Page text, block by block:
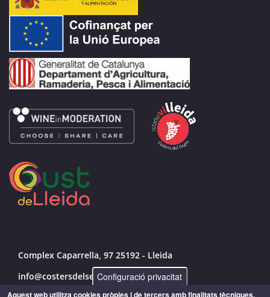
Complex Caparrella, 97 25192 - Lleida
info@costersdelsegre.esConfiguració privacitat
Aquest web utilitza cookies pròpies i de tercers amb finalitats tècniques,